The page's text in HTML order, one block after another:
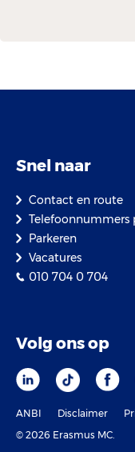
Snel naar
Contact en route
Telefoonnummers
Parkeren
Vacatures
010 704 0 704
Volg ons op
ANBI Disclaimer
© 2026 Erasmus MC.